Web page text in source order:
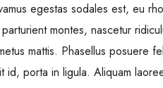
egestas sodales est, eu
montes, nascetur
mattis. Phasellus posuere
id, porta in ligula. Aliquam